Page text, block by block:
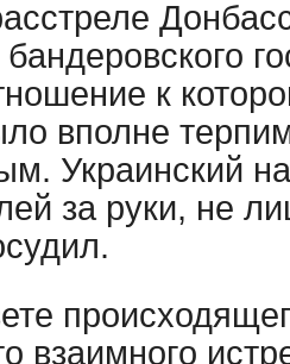
к
вполне
Украинский
за руки, не
взаимного